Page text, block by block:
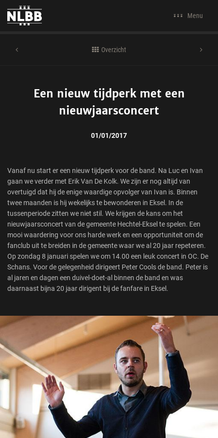
Menu
Overzicht
Een nieuw tijdperk met een
nieuwjaarsconcert
01/01/2017
Vanaf nu start er een nieuw tijdperk voor de band. Na Luc en Ivan
gaan we verder met Erik Van De Kolk. We zijn er nog altijd van
overtuigd dat hij de enige waardige opvolger van Ivan is. Binnen
twee maanden is hij wekelijks te bewonderen in Eksel. In de
tussenperiode zitten we niet stil. We krijgen de kans om het
nieuwjaarsconcert van de gemeente Hechtel-Eksel te spelen. Een
mooi waardering voor ons harde werk en een opportuniteit om de
fanclub uit te breiden in de gemeente waar we al 20 jaar repeteren.
Op zondag 8 januari spelen we om 14.00 een leuk concert in OC. De
Schans. Voor de gelegenheid dirigeert Peter Cools de band. Peter is
al jaren en dagen een duivel-doet-al binnen de band en was
daarnaast bijna 20 jaar dirigent bij de fanfare in Eksel.